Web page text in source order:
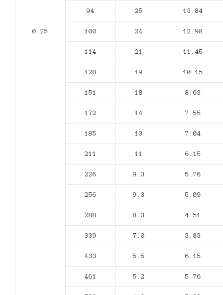
0.25
94 25 13.84
100 24 12.98
114 21 11.45
128 19 10.15
151 18 8.63
172 14 7.55
185 13 7.04
211 11 6.15
226 9.3 5.76
256 9.3 5.09
288 8.3 4.51
339 7.0 3.83
433 5.5 6.15
461 5.2 5.76